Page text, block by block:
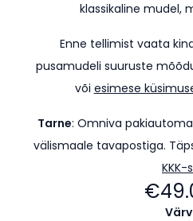
klassikaline mudel,
Enne tellimist vaata
pusamudeli suuruste
või esimese
Tarne: Omniva
välismaale tavapostiga.
KKK-s
Värv